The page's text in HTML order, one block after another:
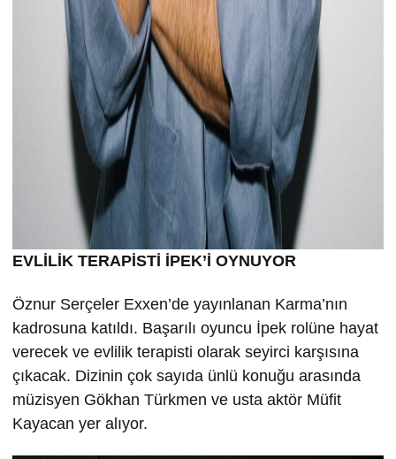
EVLİLİK TERAPİSTİ İPEK’İ OYNUYOR
Öznur Serçeler Exxen’de yayınlanan Karma’nın
kadrosuna katıldı. Başarılı oyuncu İpek rolüne hayat
verecek ve evlilik terapisti olarak seyirci karşısına
çıkacak. Dizinin çok sayıda ünlü konuğu arasında
müzisyen Gökhan Türkmen ve usta aktör Müfit
Kayacan yer alıyor.